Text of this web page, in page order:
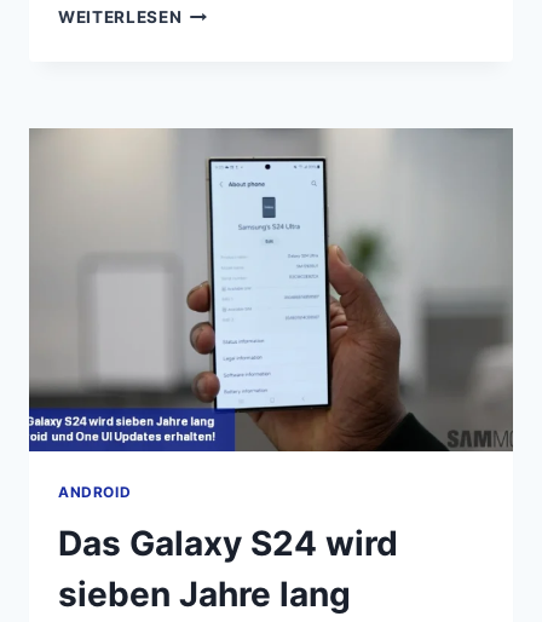
WEITERLESEN SAMSUNGS
KOMMT
NOCH
JAHR
ANDROID
Das Galaxy S24 wird
sieben Jahre lang